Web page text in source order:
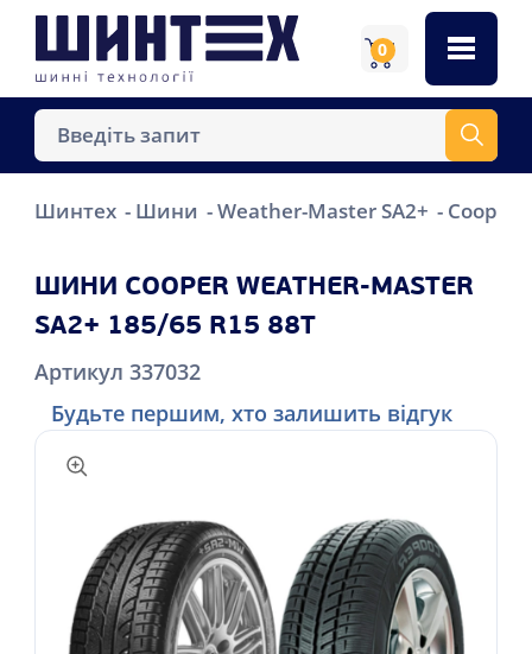
0
Шинтех Шини Weather-Master SA2+ Cooper
ШИНИ COOPER WEATHER-MASTER
SA2+ 185/65 R15 88T
Артикул 337032
Будьте першим, хто залишить відгук